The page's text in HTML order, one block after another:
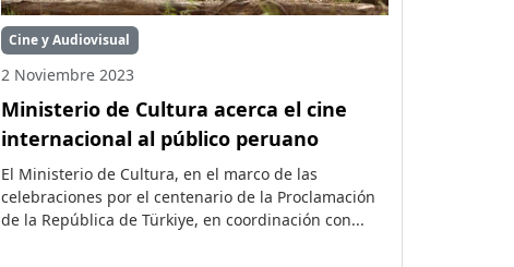
Cine y Audiovisual
2 Noviembre 2023
Ministerio de Cultura acerca el cine
internacional al público peruano
El Ministerio de Cultura, en el marco de las
celebraciones por el centenario de la Proclamación
de la República de Türkiye, en coordinación con...